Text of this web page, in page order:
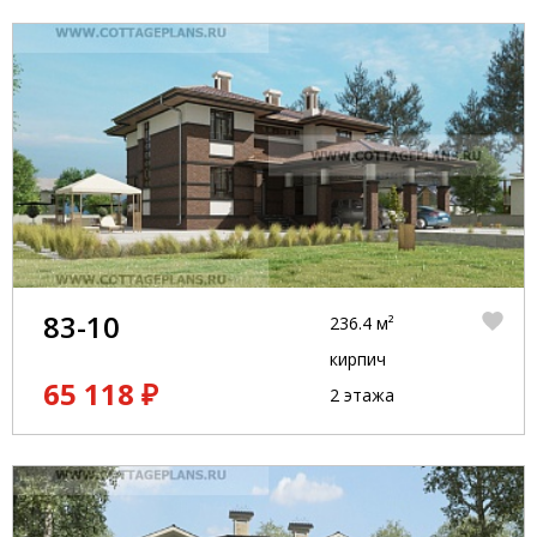
83-10
65 118 ₽
236.4 м²
кирпич
2 этажа